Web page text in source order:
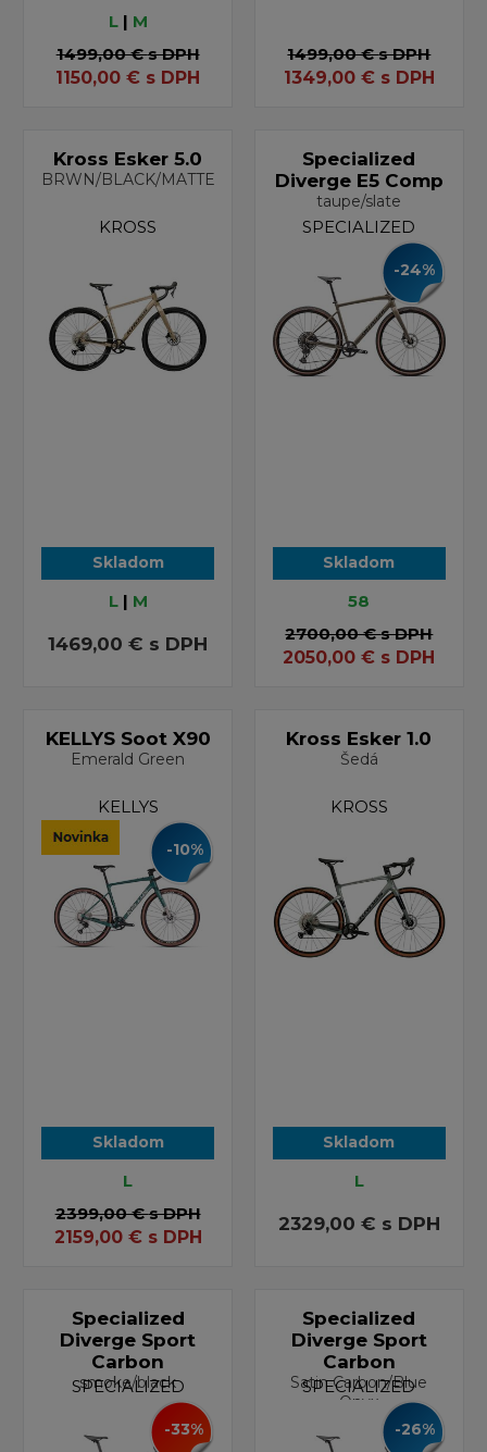
L| M
1499,00 €s DPH
1150,00 € s DPH
1499,00 €s DPH
1349,00€ s DPH
Kross Esker 5.0
BRWN/BLACK/MATTE
KROSS
Skladom
L| M
1469,00 € s DPH
Specialized
Diverge E5 Comp
taupe/slate
SPECIALIZED
-24%
Skladom
58
2700,00 €s DPH
2050,00 € s DPH
KELLYS Soot X90
Emerald Green
KELLYS
-10%
Skladom
L
2399,00 €s DPH
2159,00€ s DPH
Kross Esker 1.0
Šedá
KROSS
Skladom
L
2329,00 € s DPH
Specialized
Diverge Sport
Carbon
smoke/black
SPECIALIZED
-33%
Specialized
Diverge Sport
Carbon
Satin Carbon/Blue
Onyx
SPECIALIZED
-26%